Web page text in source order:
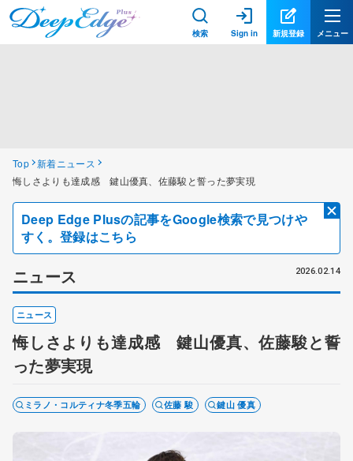
検索 Sign in 新規登録 メニュー
Top 新着ニュース
悔しさよりも達成感 鍵山優真、佐藤駿と誓った夢実現
Deep Edge Plusの記事をGoogle検索で見つけや
すく。登録はこちら
ニュース 2026.02.14
ニュース
悔しさよりも達成感 鍵山優真、佐藤駿と誓
った夢実現
ミラノ・コルティナ冬季五輪 佐藤 駿 鍵山 優真